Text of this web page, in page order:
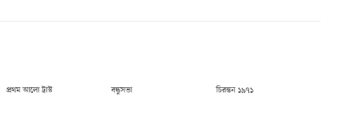
প্রথম আলো ট্রাস্ট বন্ধুসভা
চিরন্তন ১৯৭১